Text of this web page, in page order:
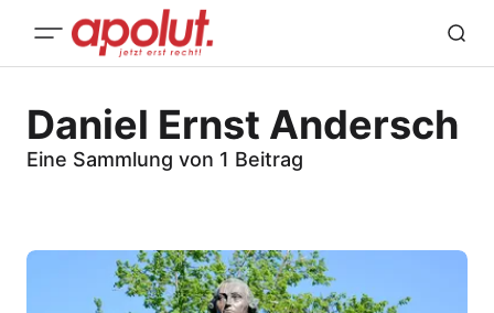
Daniel Ernst Andersch
Eine Sammlung von 1 Beitrag